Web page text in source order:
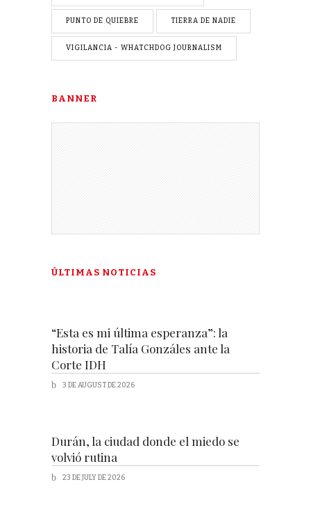
PUNTO DE QUIEBRE TIERRA DE NADIE
VIGILANCIA - WHATCHDOG JOURNALISM
BANNER
ÚLTIMAS NOTICIAS
“Esta es mi última esperanza”: la
historia de Talía Gonzáles ante la
Corte IDH
3 DE AUGUST DE 2026
Durán, la ciudad donde el miedo se
volvió rutina
23 DE JULY DE 2026